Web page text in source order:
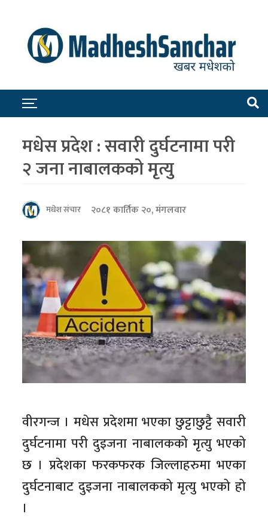
मधेस प्रदेश : सवारी दुर्घटनामा परी
२ जना नाबालकको मृत्यु
मधेश संचार २०८१ कार्तिक २०, मंगलवार
वीरगन्ज । मधेस प्रदेशमा भएका छुट्टाछुट्टै सवारी
दुर्घटनामा परी दुइजना नाबालकको मृत्यु भएको
छ । प्रदेशका फरकफरक जिल्लाहरुमा भएका
दुर्घटनाबाट दुइजना नाबालकको मृत्यु भएको हो
।